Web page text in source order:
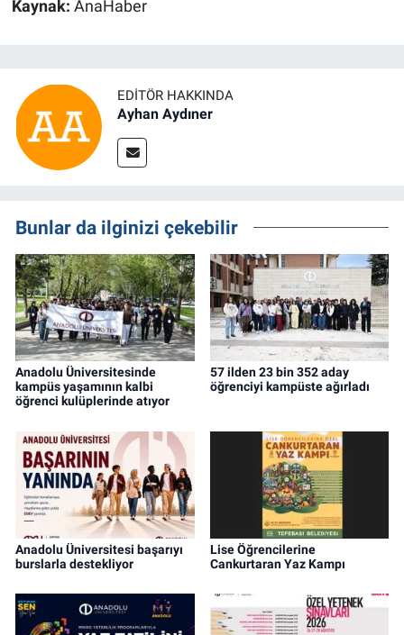
Kaynak: AnaHaber
EDITÖR HAKKINDA
Ayhan Aydıner
Bunlar da ilginizi çekebilir
Anadolu Üniversitesinde
kampüs yaşamının kalbi
öğrenci kulüplerinde atıyor
57 ilden 23 bin 352 aday
öğrenciyi kampüste ağırladı
Anadolu Üniversitesi başarıyı
burslarla destekliyor
Lise Öğrencilerine
Cankurtaran Yaz Kampı